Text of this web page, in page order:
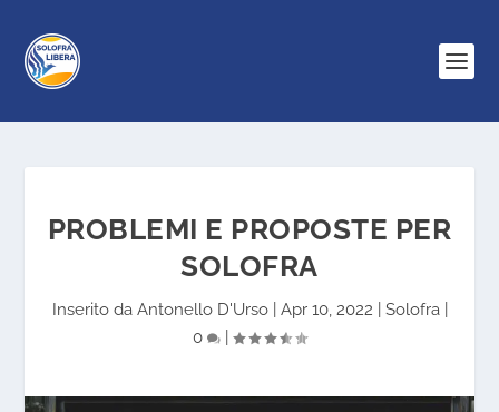
PROBLEMI E PROPOSTE PER
SOLOFRA
Inserito da Antonello D'Urso| Apr 10, 2022 Solofra|
0